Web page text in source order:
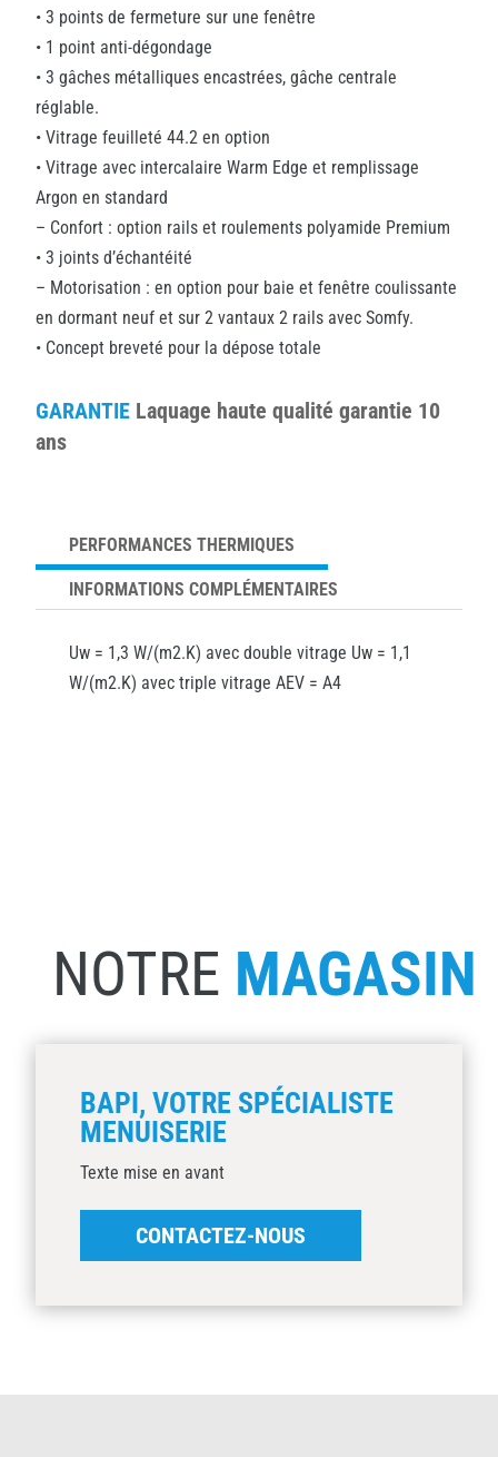
• 3 points de fermeture sur une fenêtre
• 1 point anti-dégondage
• 3 gâches métalliques encastrées, gâche centrale
réglable.
• Vitrage feuilleté 44.2 en option
• Vitrage avec intercalaire Warm Edge et remplissage
Argon en standard
– Confort : option rails et roulements polyamide Premium
• 3 joints d’échantéité
– Motorisation : en option pour baie et fenêtre coulissante
en dormant neuf et sur 2 vantaux 2 rails avec Somfy.
• Concept breveté pour la dépose totale
GARANTIE Laquage haute qualité garantie 10
ans
PERFORMANCES THERMIQUES
INFORMATIONS COMPLÉMENTAIRES
Uw = 1,3 W/(m2.K) avec double vitrage Uw = 1,1
W/(m2.K) avec triple vitrage AEV = A4
NOTRE MAGASIN
BAPI, VOTRE SPÉCIALISTE
MENUISERIE
Texte mise en avant
CONTACTEZ-NOUS